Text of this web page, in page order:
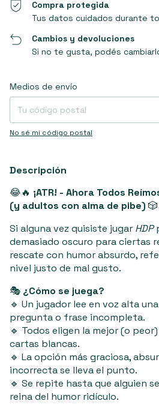
Compra protegida
Tus datos cuidados durante
Cambios y devoluciones
Si no te gusta, podés
Entregas para el CP:
Medios de envío
No sé mi código postal
Descripción
😂🔥 ¡ATR! - Ahora Todos
(y adultos con alma de pibe)
Si alguna vez quisiste jugar HDP
demasiado oscuro para ciertas
rescate con humor absurdo,
nivel justo de mal gusto.
🎭 ¿Cómo se juega?
🔹 Un jugador lee en voz alta
pregunta o frase incompleta.
🔹 Todos eligen la mejor (o
cartas blancas.
🔹 La opción más graciosa,
incorrecta se lleva el punto.
🔹 Se repite hasta que alguien
reina del humor ridículo.